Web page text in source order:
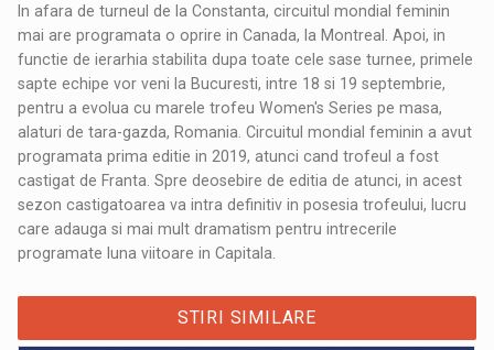
In afara de turneul de la Constanta, circuitul mondial feminin
mai are programata o oprire in Canada, la Montreal. Apoi, in
functie de ierarhia stabilita dupa toate cele sase turnee, primele
sapte echipe vor veni la Bucuresti, intre 18 si 19 septembrie,
pentru a evolua cu marele trofeu Women's Series pe masa,
alaturi de tara-gazda, Romania. Circuitul mondial feminin a avut
programata prima editie in 2019, atunci cand trofeul a fost
castigat de Franta. Spre deosebire de editia de atunci, in acest
sezon castigatoarea va intra definitiv in posesia trofeului, lucru
care adauga si mai mult dramatism pentru intrecerile
programate luna viitoare in Capitala.
STIRI SIMILARE